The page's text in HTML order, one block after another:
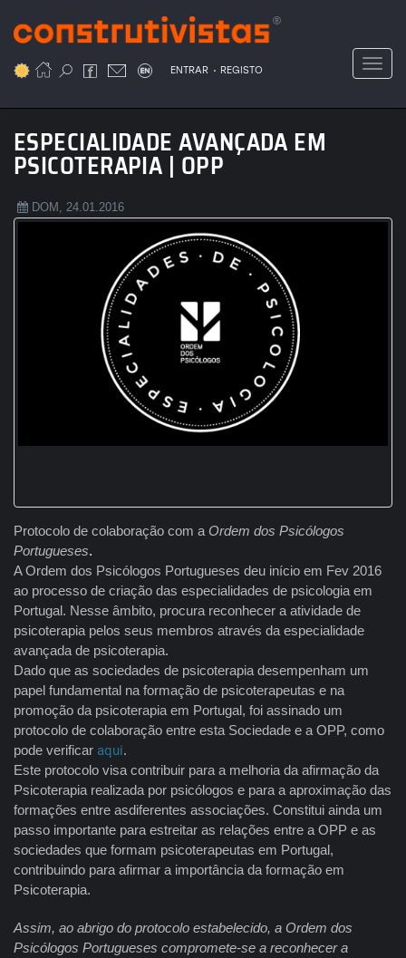
para
conteúdo
ENTRAR . REGISTO
ESPECIALIDADE AVANÇADA EM
PSICOTERAPIA | OPP
DOM, 24.01.2016
Protocolo de colaboração com a Ordem dos Psicólogos
Portugueses.
A Ordem dos Psicólogos Portugueses deu início em Fev 2016
ao processo de criação das especialidades de psicologia em
Portugal. Nesse âmbito, procura reconhecer a atividade de
psicoterapia pelos seus membros através da especialidade
avançada de psicoterapia.
Dado que as sociedades de psicoterapia desempenham um
papel fundamental na formação de psicoterapeutas e na
promoção da psicoterapia em Portugal, foi assinado um
protocolo de colaboração entre esta Sociedade e a OPP, como
pode verificar aqui.
Este protocolo visa contribuir para a melhoria da afirmação da
Psicoterapia realizada por psicólogos e para a aproximação das
formações entre asdiferentes associações. Constitui ainda um
passo importante para estreitar as relações entre a OPP e as
sociedades que formam psicoterapeutas em Portugal,
contribuindo para afirmar a importância da formação em
Psicoterapia.
Assim, ao abrigo do protocolo estabelecido, a Ordem dos
Psicólogos Portugueses compromete-se a reconhecer a